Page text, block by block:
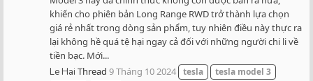
khiến cho phiên bản Long Range RWD trở thành lựa chọn
giá rẻ nhất trong dòng sản phẩm, tuy nhiên điều này thực ra
lại không hề quá tệ hại ngay cả đối với những người chi li về
tiền bạc. Mới...
Le Hai Thread 9 Tháng 10 2024 tesla tesla model 3